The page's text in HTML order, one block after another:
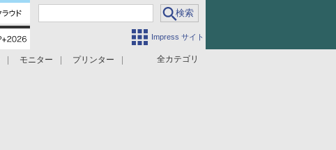
Impress サイト
全カテゴリ
モニター
プリンター